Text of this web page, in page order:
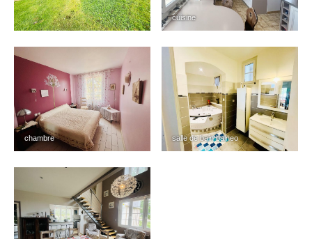
cuisine
chambre salle de bain balneo